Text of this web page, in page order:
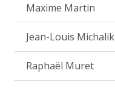
Maxime Martin
Jean-Louis Michalik
Raphaël Muret